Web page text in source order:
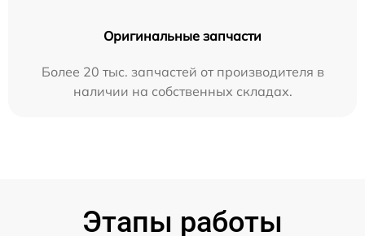
Оригинальные запчасти
Более 20 тыс. запчастей от производителя в
наличии на собственных складах.
Этапы работы